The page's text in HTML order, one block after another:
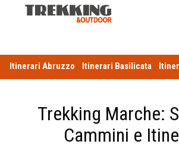
Itinerari Abruzzo Itinerari Basilicata
Trekking Marche:
Cammini e